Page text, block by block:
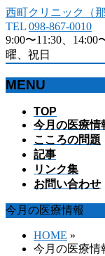
西町クリニック（
TEL 098-867-0010
9:00〜11:30、
曜、祝日
MENU
ば
す
TOP
今月の医療情
こころの問題
記事
リンク集
お問い合わせ
今月の医療情報
HOME »
今月の医療情